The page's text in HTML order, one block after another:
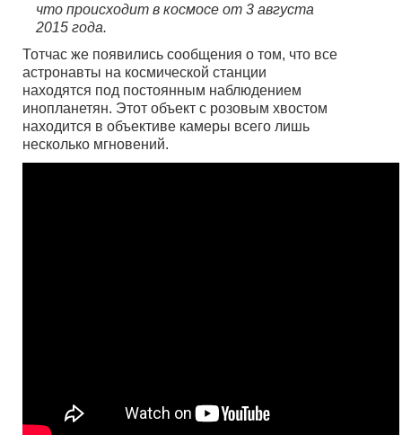
что происходит в космосе от 3 августа
2015 года.
Тотчас же появились сообщения о том, что все
астронавты на космической станции
находятся под постоянным наблюдением
инопланетян. Этот объект с розовым хвостом
находится в объективе камеры всего лишь
несколько мгновений.